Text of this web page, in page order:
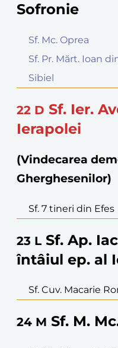
Sofronie
Sf. Mc. Oprea
Sf. Pr. Mărt. Ioan
Sibiel
22 D Sf. Ier.
Ierapolei
(Vindecarea
Gherghesenilor)
Sf. 7 tineri din Efes
23 L Sf. Ap.
întâiul ep. al
Sf. Cuv. Macarie
24 M Sf. M.